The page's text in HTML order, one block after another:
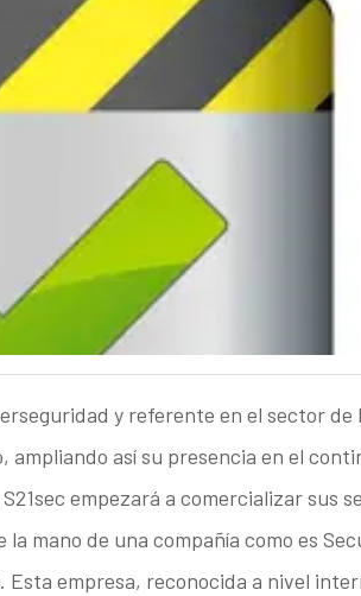
y referente en el sector de
así su presencia en el
empezará a comercializar sus
mano de una compañía como es
Esta empresa, reconocida a nivel